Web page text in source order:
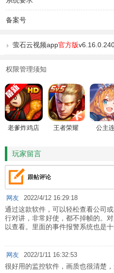
备案号
萤石云视频app官方版
权限管理须知
老爹炸鸡店
王者荣耀 公主
玩家留言
跟帖评论
网友 2022/4/12 16:29:18
通过这款软件，可以轻松查看公司
行对讲，非常好使，都不掉帧的。
以查看。里面的事件报警系统也是
网友 2022/1/11 16:32:53
很好用的监控软件，画质也很清楚